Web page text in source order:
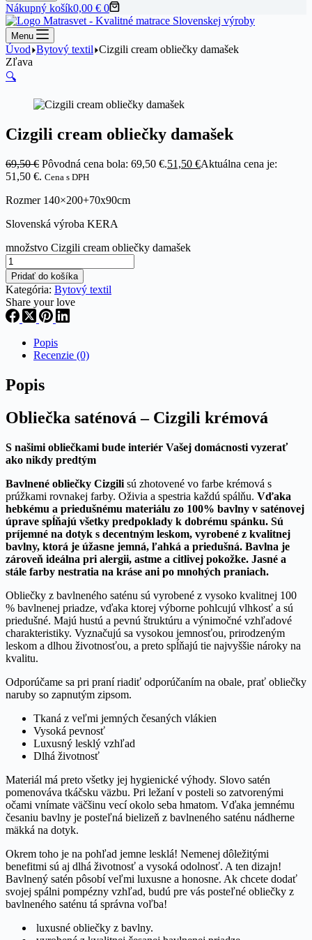
Nákupný košík0,00 € 0
Menu
Úvod Bytový textil Cizgili cream obliečky damašek
Zľava
🔍
Cizgili cream obliečky damašek
69,50€ Pôvodná cena bola: 69,50 €.51,50 €Aktuálna cena je:
51,50 €. Cena s DPH
Rozmer 140×200+70x90cm
Slovenská výroba KERA
množstvo Cizgili cream obliečky damašek
Pridať do košíka
Kategória: Bytový textil
Share your love
Popis
Recenzie (0)
Popis
Obliečka saténová – Cizgili krémová
S našimi obliečkami bude interiér Vašej domácnosti vyzerať
ako nikdy predtým
Bavlnené obliečky Cizgili sú zhotovené vo farbe krémová s
prúžkami rovnakej farby. Oživia a spestria každú spálňu. Vďaka
hebkému a priedušnému materiálu zo 100% bavlny v saténovej
úprave spĺňajú všetky predpoklady k dobrému spánku. Sú
príjemné na dotyk s decentným leskom, vyrobené z kvalitnej
bavlny, ktorá je úžasne jemná, ľahká a priedušná. Bavlna je
zároveň ideálna pri alergii, astme a citlivej pokožke. Jasné a
stále farby nestratia na kráse ani po mnohých praniach.
Obliečky z bavlneného saténu sú vyrobené z vysoko kvalitnej 100
% bavlnenej priadze, vďaka ktorej výborne pohlcujú vlhkosť a sú
priedušné. Majú hustú a pevnú štruktúru a výnimočné vzhľadové
charakteristiky. Vyznačujú sa vysokou jemnosťou, prirodzeným
leskom a dlhou životnosťou, a preto spĺňajú tie najvyššie nároky na
kvalitu.
Odporúčame sa pri praní riadiť odporúčaním na obale, prať obliečky
naruby so zapnutým zipsom.
Tkaná z veľmi jemných česaných vlákien
Vysoká pevnosť
Luxusný lesklý vzhľad
Dlhá životnosť
Materiál má preto všetky jej hygienické výhody. Slovo satén
pomenováva tkáčsku väzbu. Pri ležaní v posteli so zatvorenými
očami vnímate väčšinu vecí okolo seba hmatom. Vďaka jemnému
česaniu bavlny je posteľná bielizeň z bavlneného saténu nádherne
mäkká na dotyk.
Okrem toho je na pohľad jemne lesklá! Nemenej dôležitými
benefitmi sú aj dlhá životnosť a vysoká odolnosť. A ten dizajn!
Bavlnený satén pôsobí veľmi luxusne a honosne. Ak chcete dodať
svojej spálni pompézny vzhľad, budú pre vás posteľné obliečky z
bavlneného saténu tá správna voľba!
luxusné obliečky z bavlny.